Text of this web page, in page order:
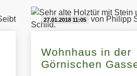
27.01.2018 11:05 von Philipp
Wohnhaus in der
Görnischen